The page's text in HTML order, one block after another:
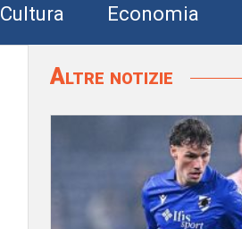
Cultura Economia
Altre notizie